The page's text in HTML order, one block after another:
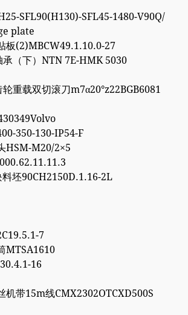
SFL90(H130)-SFL45-1480-V90Q/
plate
板(2)MBCW49.1.10.0-27
承（下）NTN 7E-HMK 5030
重载双切滚刀m7α20°z22BGB6081
350-130-IP54-F
HSM-M20/2×5
坯90CH2150D.1.16-2L
7
MTSA1610
16
机带15m线CMX2302OTCXD500S